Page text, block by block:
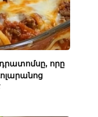
որը